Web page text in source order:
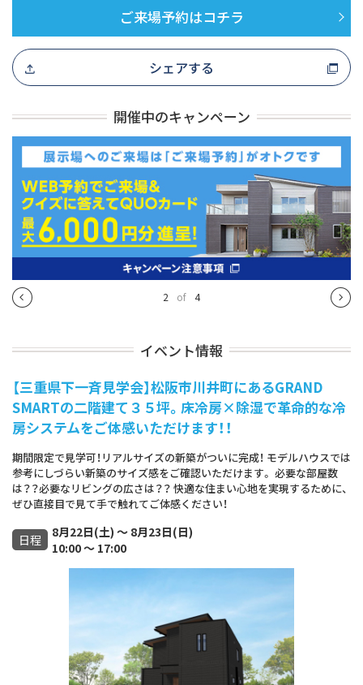
ご来場予約はコチラ
シェアする
開催中のキャンペーン
3 of 4
イベント情報
【三重県下一斉見学会】松阪市川井町にあるGRAND
SMARTの二階建て３５坪。床冷房×除湿で革命的な冷
房システムをご体感いただけます！！
期間限定で見学可！リアルサイズの新築がついに完成！ モデルハウスでは
参考にしづらい新築のサイズ感をご確認いただけます。 必要な部屋数
は？？必要なリビングの広さは？？ 快適な住まい心地を実現するために、
ぜひ直接目で見て手で触れてご体感ください！
日程
8月22日(土) ～ 8月23日(日)
10:00 ～ 17:00